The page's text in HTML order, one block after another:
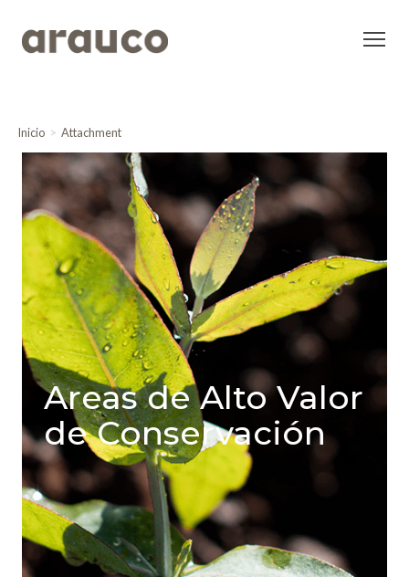
Inicio Attachment
Areas de Alto Valor
de Conservación